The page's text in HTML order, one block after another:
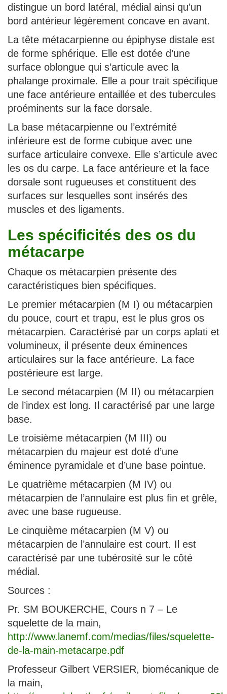
distingue un bord latéral, médial ainsi qu’un
bord antérieur légèrement concave en avant.
La tête métacarpienne ou épiphyse distale est
de forme sphérique. Elle est dotée d’une
surface oblongue qui s’articule avec la
phalange proximale. Elle a pour trait spécifique
une face antérieure entaillée et des tubercules
proéminents sur la face dorsale.
La base métacarpienne ou l’extrémité
inférieure est de forme cubique avec une
surface articulaire convexe. Elle s’articule avec
les os du carpe. La face antérieure et la face
dorsale sont rugueuses et constituent des
surfaces sur lesquelles sont insérés des
muscles et des ligaments.
Les spécificités des os du
métacarpe
Chaque os métacarpien présente des
caractéristiques bien spécifiques.
Le premier métacarpien (M I) ou métacarpien
du pouce, court et trapu, est le plus gros os
métacarpien. Caractérisé par un corps aplati et
volumineux, il présente deux éminences
articulaires sur la face antérieure. La face
postérieure est large.
Le second métacarpien (M II) ou métacarpien
de l’index est long. Il caractérisé par une large
base.
Le troisième métacarpien (M III) ou
métacarpien du majeur est doté d’une
éminence pyramidale et d’une base pointue.
Le quatrième métacarpien (M IV) ou
métacarpien de l’annulaire est plus fin et grêle,
avec une base rugueuse.
Le cinquième métacarpien (M V) ou
métacarpien de l’annulaire est court. Il est
caractérisé par une tubérosité sur le côté
médial.
Sources :
Pr. SM BOUKERCHE, Cours n 7 – Le
squelette de la main,
http://www.lanemf.com/medias/files/squelette-
de-la-main-metacarpe.pdf
Professeur Gilbert VERSIER, biomécanique de
la main,